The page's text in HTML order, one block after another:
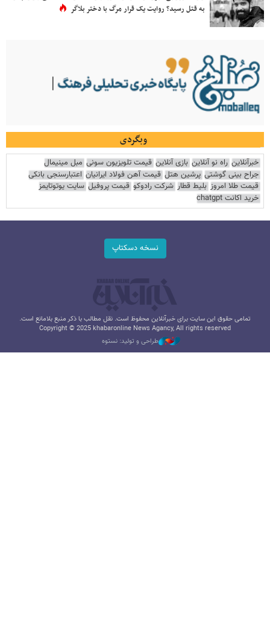
به قتل رسید؟ روایت یک قرار مرگ با دختر بلاگر
وبگردی
خبرآنلاین راه نو آنلاین بازی آنلاین قیمت تلویزیون سونی مبل مینیمال
جراح بینی گوشتی پرشین هتل قیمت آهن فولاد ایرانیان اعتبارسنجی بانکی
قیمت طلا امروز بلیط قطار شرکت رادوکو قیمت پروفیل سایت یوتوتایمز
خرید اکانت chatgpt
نسخه دسکتاپ
تمامی حقوق این سایت برای خبرآنلاین محفوظ است. نقل مطالب با ذکر منبع بلامانع است.
Copyright © 2025 khabaronline News Agancy, All rights reserved
طراحی و تولید: نستوه